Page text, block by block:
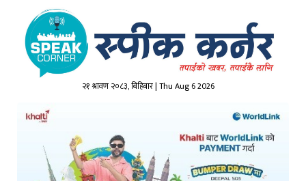
२१ श्रावण २०८३, बिहिबार | Thu Aug 6 2026